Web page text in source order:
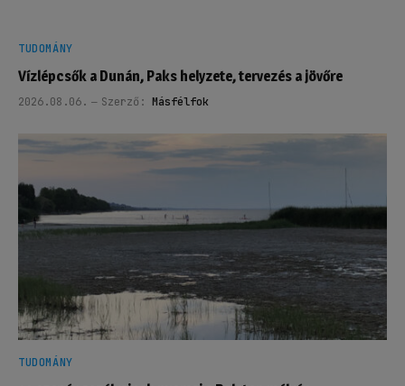
TUDOMÁNY
Vízlépcsők a Dunán, Paks helyzete, tervezés a jövőre
2026.08.06. Szerző: Másfélfok
TUDOMÁNY